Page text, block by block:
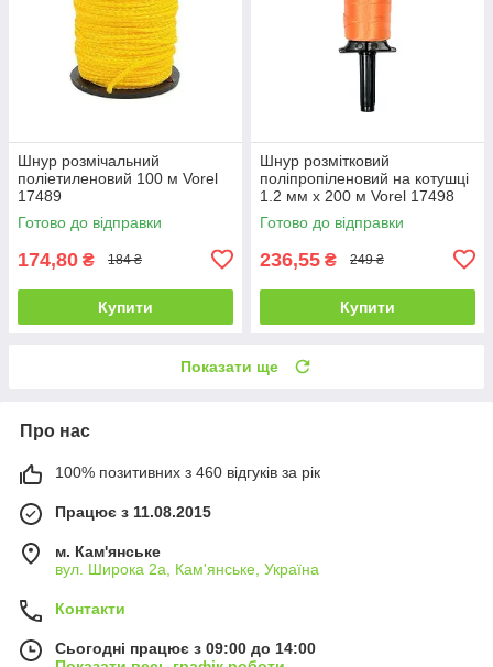
Шнур розмічальний
поліетиленовий 100 м Vorel
17489
Готово до відправки
174,80 ₴ 184 ₴
Купити
Шнур розмітковий
поліпропіленовий на котушці
1.2 мм x 200 м Vorel 17498
Готово до відправки
236,55 ₴ 249 ₴
Купити
Показати ще
Про нас
100% позитивних з 460 відгуків за рік
Працює з 11.08.2015
м. Кам'янське
вул. Широка 2а, Кам'янське, Україна
Контакти
Сьогодні працює з 09:00 до 14:00